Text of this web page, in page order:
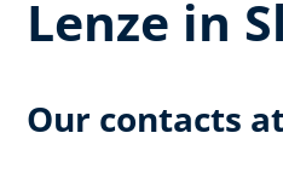
Lenze in
Our contacts